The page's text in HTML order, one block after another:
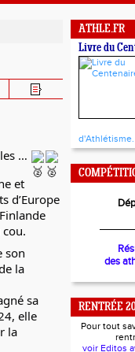
…
et
d’Europe
son
la
sa
elle
la
ATHLE.FR
Livre du
d'Athlétisme.
des
RENTRÉE
Pour tout
voir Editos